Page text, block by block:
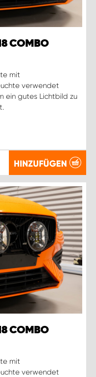
COMBO
mit
verwendet
ein gutes Lichtbild zu
HINZUFÜGEN
COMBO
mit
verwendet